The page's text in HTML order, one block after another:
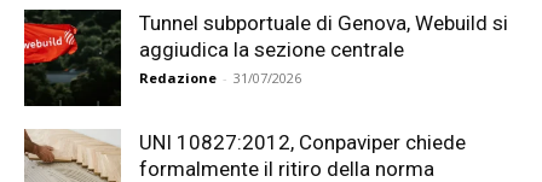
Tunnel subportuale di Genova, Webuild si
aggiudica la sezione centrale
Redazione - 31/07/2026
UNI 10827:2012, Conpaviper chiede
formalmente il ritiro della norma